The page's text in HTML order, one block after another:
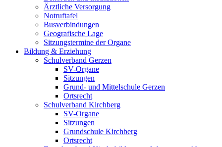
Ärztliche Versorgung
Notruftafel
Busverbindungen
Geografische Lage
Sitzungstermine der Organe
Bildung & Erziehung
Schulverband Gerzen
SV-Organe
Sitzungen
Grund- und Mittelschule Gerzen
Ortsrecht
Schulverband Kirchberg
SV-Organe
Sitzungen
Grundschule Kirchberg
Ortsrecht